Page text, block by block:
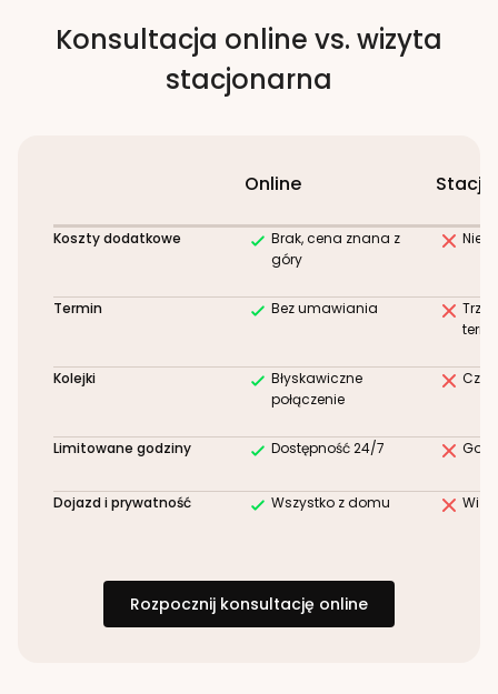
Konsultacja online vs. wizyta
stacjonarna
Online
Koszty dodatkowe
Brak, cena znana z
góry
Termin Bez umawiania
Kolejki
Błyskawiczne
połączenie
Limitowane godziny Dostępność 24/7
Dojazd i prywatność Wszystko z domu
Rozpocznij konsultację online